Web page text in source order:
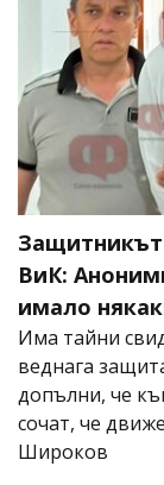
Защитникът
ВиК:
имало
Има тайни
веднага
допълни, че
сочат, че
Широков